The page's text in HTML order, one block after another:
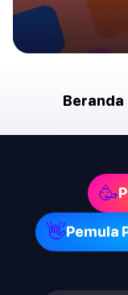
Beranda
🥳
👋Pemula